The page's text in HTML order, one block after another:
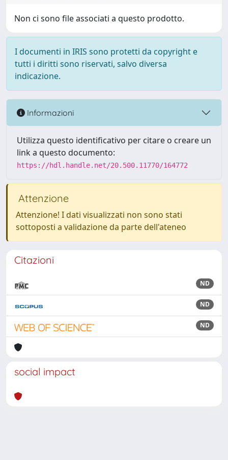
Non ci sono file associati a questo prodotto.
I documenti in IRIS sono protetti da copyright e
tutti i diritti sono riservati, salvo diversa
indicazione.
Informazioni
Utilizza questo identificativo per citare o creare un
link a questo documento:
https://hdl.handle.net/20.500.11770/164772
Attenzione
Attenzione! I dati visualizzati non sono stati
sottoposti a validazione da parte dell'ateneo
Citazioni
ND
ND
ND
social impact